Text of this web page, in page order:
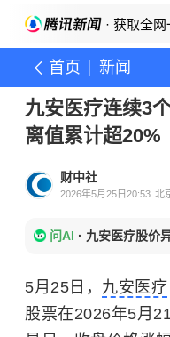
· 获取全
首页 新闻
九安医疗连续3
离值累计超20%
财中社
2026年5月25日20:53 北
问AI · 九安医疗股价
5月25日， 九安医疗
股票在2026年5月